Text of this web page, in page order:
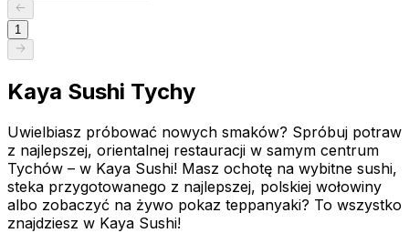
1
Kaya Sushi Tychy
Uwielbiasz próbować nowych smaków? Spróbuj potraw
z najlepszej, orientalnej restauracji w samym centrum
Tychów – w Kaya Sushi! Masz ochotę na wybitne sushi,
steka przygotowanego z najlepszej, polskiej wołowiny
albo zobaczyć na żywo pokaz teppanyaki? To wszystko
znajdziesz w Kaya Sushi!